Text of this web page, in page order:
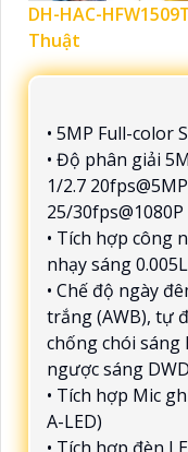
DH-HAC-
Thuật
• 5MP Full-color
• Độ phân giải
1/2.7
25/30fps@1080P
• Tích hợp công
nhạy sáng
• Chế độ ngày
trắng (AWB), tự
chống chói sáng
ngược sáng
• Tích hợp Mic
A-LED)